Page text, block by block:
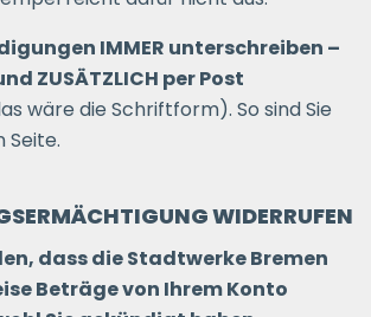
IMMER unterschreiben –
ZUSÄTZLICH per Post
wäre die Schriftform). So sind Sie
Seite.
WIDERRUFEN
dass die Stadtwerke Bremen
Beträge von Ihrem Konto